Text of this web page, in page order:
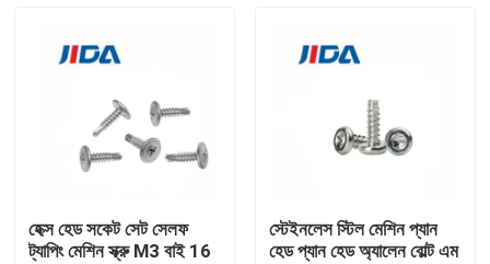
আমাদের সাথে যোগাযোগ
একটি উদ্ধৃতি অনুরোধ করুন
হেক্স হেড সকেট সেট সেলফ
ট্যাপিং মেশিন স্ক্রু M3 বাই 16
স্টেইনলেস স্টিল মেশিন প্যান
হেড প্যান হেড অ্যালেন বোল্ট এম